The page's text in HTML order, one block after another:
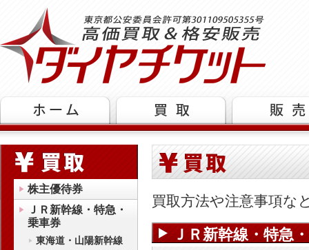
株主優待券
ＪＲ新幹線・特急・
乗車券
東海道・山陽新幹線
買取方法や注意事項な
ＪＲ新幹線・特急